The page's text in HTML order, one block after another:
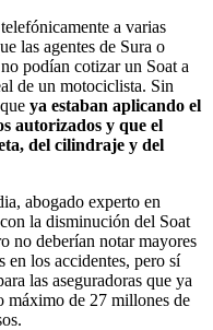
a varias
las agentes de Sura o
podían cotizar un Soat a
de un motociclista. Sin
ya estaban aplicando el
autorizados y que el
del cilindraje y del
abogado experto en
la disminución del Soat
no deberían notar mayores
en los accidentes, pero sí
las aseguradoras que ya
máximo de 27 millones de